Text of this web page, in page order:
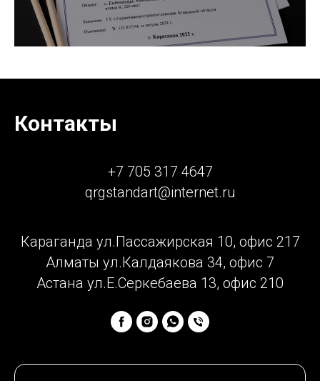
Контакты
+7 705 317 4647
qrgstandart@internet.ru
Караганда ул.Пассажирская 10, офис 217
Алматы ул.Калдаякова 34, офис 7
Астана ул.Е.Серкебаева 13, офис 210